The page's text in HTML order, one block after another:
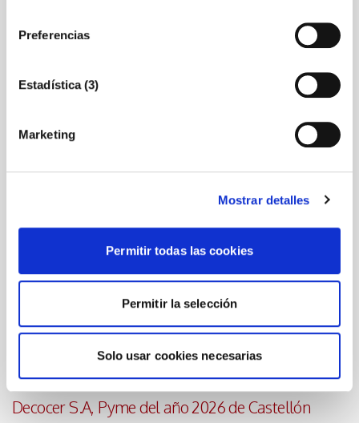
Preferencias
Estadística (3)
Marketing
Mostrar detalles
Permitir todas las cookies
Permitir la selección
Solo usar cookies necesarias
La OEPM estima la solicitud de Cámara Castellón
La resolución acoge los argumentos jurídicos defendidos
IGNITE abre las inscripciones y desvela un avance
de su programa
La cita de septiembre reunirá a profesionales de 15 países
22/07/2026
Decocer S.A, Pyme del año 2026 de Castellón